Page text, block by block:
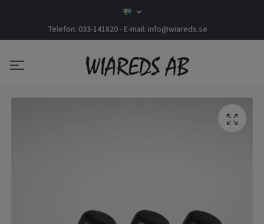
Telefon: 033-141820 - E-mail: info@wiareds.se